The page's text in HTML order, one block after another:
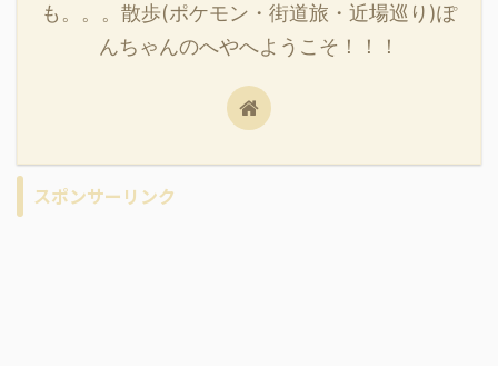
も。。。散歩(ポケモン・街道旅・近場巡り)ぽ
んちゃんのへやへようこそ！！！
スポンサーリンク